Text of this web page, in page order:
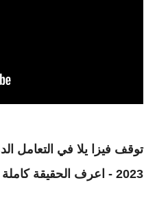
2023 - اعرف الحقيقة كاملة